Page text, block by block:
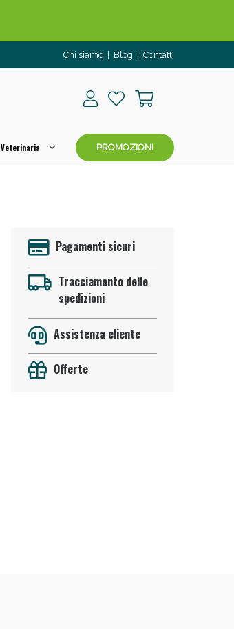
Chi siamo Blog Contatti
Veterinaria PROMOZIONI
Pagamenti sicuri
Tracciamento delle
spedizioni
Assistenza cliente
Offerte